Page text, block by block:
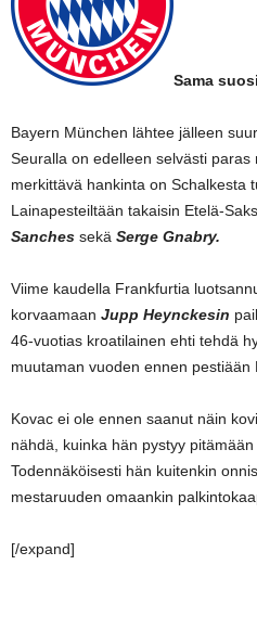
Sama
Bayern München lähtee jälleen
Seuralla on edelleen selvästi
merkittävä hankinta on Schalkesta
Lainapesteiltään takaisin Etelä-
Sanches sekä Serge Gnabry.
Viime kaudella Frankfurtia
korvaamaan Jupp Heynckesin
46-vuotias kroatilainen ehti tehdä
muutaman vuoden ennen pestiään
Kovac ei ole ennen saanut näin
nähdä, kuinka hän pystyy pitämään
Todennäköisesti hän kuitenkin
mestaruuden omaankin
[/expand]